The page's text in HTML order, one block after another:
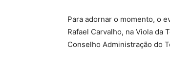
Para adornar o momento, o
Rafael Carvalho, na Viola da
Conselho Administração do